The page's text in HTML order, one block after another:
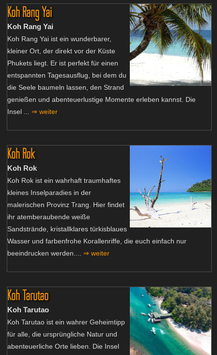
Koh Rang Yai
Koh Rang Yai
Koh Rang Yai ist ein wunderbarer,
kleiner Ort, der direkt vor der Küste
Phukets liegt. Er ist perfekt für einen
entspannten Tagesausflug, bei dem du
die Seele baumeln lassen, den Strand
genießen und abenteuerlustige Momente erleben kannst. Die
Insel ... ⇒ weiter
Koh Rok
Koh Rok
Koh Rok ist ein wahrhaft traumhaftes
kleines Inselparadies in der
malerischen Provinz Trang. Hier findet
ihr atemberaubende weiße
Sandstrände, kristallklares türkisblaues
Wasser und farbenfrohe Korallenriffe, die euch einfach nur
beeindrucken werden.... ⇒ weiter
Koh Tarutao
Koh Tarutao
Koh Tarutao ist ein wahrer Geheimtipp
für alle, die ursprüngliche Natur und
abenteuerliche Orte lieben. Die Insel